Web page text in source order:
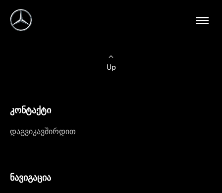
Up
კონტაქტი
დაგვიკავშირდით
ნავიგაცია